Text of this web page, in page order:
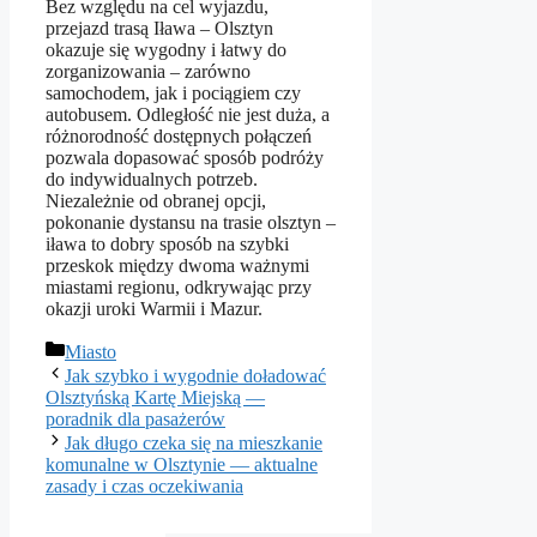
Bez względu na cel wyjazdu,
przejazd trasą Iława – Olsztyn
okazuje się wygodny i łatwy do
zorganizowania – zarówno
samochodem, jak i pociągiem czy
autobusem. Odległość nie jest duża, a
różnorodność dostępnych połączeń
pozwala dopasować sposób podróży
do indywidualnych potrzeb.
Niezależnie od obranej opcji,
pokonanie dystansu na trasie olsztyn –
iława to dobry sposób na szybki
przeskok między dwoma ważnymi
miastami regionu, odkrywając przy
okazji uroki Warmii i Mazur.
Kategorie
Miasto
Jak szybko i wygodnie doładować
Olsztyńską Kartę Miejską —
poradnik dla pasażerów
Jak długo czeka się na mieszkanie
komunalne w Olsztynie — aktualne
zasady i czas oczekiwania